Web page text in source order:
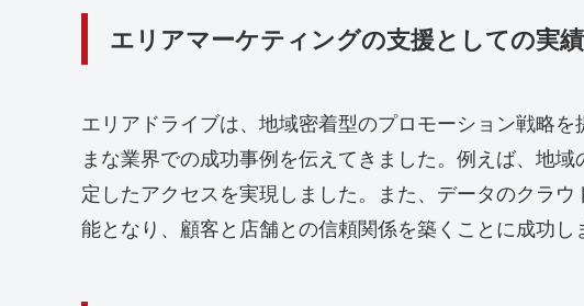
エリアマーケティングの支援としての実績
エリアドライブは、地域密着型のプロモーション戦略
まな業界での成功事例を伝えてきました。例えば、地
定したアクセスを実現しました。また、データのクラ
能となり、顧客と店舗との信頼関係を築くことに成功し